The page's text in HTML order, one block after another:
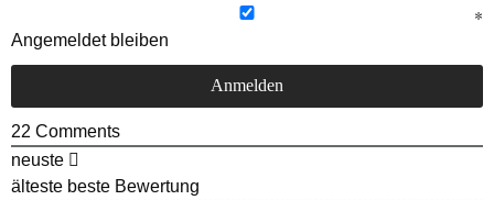
Angemeldet bleiben
22 Comments
neuste
älteste beste Bewertung